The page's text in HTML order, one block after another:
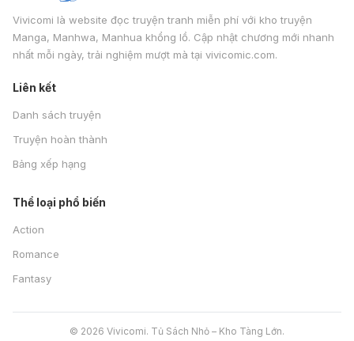
Vivicomi là website đọc truyện tranh miễn phí với kho truyện
Manga, Manhwa, Manhua khổng lồ. Cập nhật chương mới nhanh
nhất mỗi ngày, trải nghiệm mượt mà tại vivicomic.com.
Liên kết
Danh sách truyện
Truyện hoàn thành
Bảng xếp hạng
Thể loại phổ biến
Action
Romance
Fantasy
© 2026 Vivicomi. Tủ Sách Nhỏ – Kho Tàng Lớn.